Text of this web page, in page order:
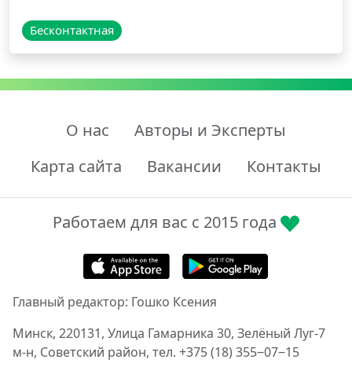
Бесконтактная
О нас
Авторы и Эксперты
Карта сайта
Вакансии Контакты
Работаем для вас с 2015 года
Главный редактор: Гошко Ксения
Минск, 220131, Улица Гамарника 30, Зелёный Луг-7
м-н, Советский район, тел. +375 (18) 355‒07‒15